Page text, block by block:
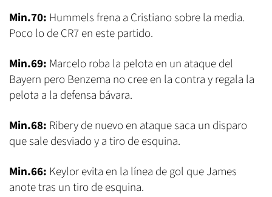
Min.70: Hummels frena a Cristiano sobre la media.
Poco lo de CR7 en este partido.
Min.69: Marcelo roba la pelota en un ataque del
Bayern pero Benzema no cree en la contra y regala la
pelota a la defensa bávara.
Min.68: Ribery de nuevo en ataque saca un disparo
que sale desviado y a tiro de esquina.
Min.66: Keylor evita en la línea de gol que James
anote tras un tiro de esquina.